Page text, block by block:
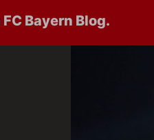
Bayern Blog.